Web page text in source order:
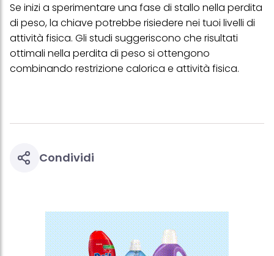
Se inizi a sperimentare una fase di stallo nella perdita
di peso, la chiave potrebbe risiedere nei tuoi livelli di
attività fisica. Gli studi suggeriscono che risultati
ottimali nella perdita di peso si ottengono
combinando restrizione calorica e attività fisica.
Condividi
Se fai clic su "Modifica" potrai trovare maggiori informazioni sul
trattamento dei tuoi dati / sull'uso dei cookie e consentirli per uno o
più degli scopi sopra menzionati. Cliccando su "Accetta tutto",
acconsenti all'uso dei cookie e al trattamento dei tuoi dati
personali per tutte le finalità sopra indicate. Se fai clic su "Rifiuta",
verranno utilizzati solo i cookie tecnicamente necessari per fornirti